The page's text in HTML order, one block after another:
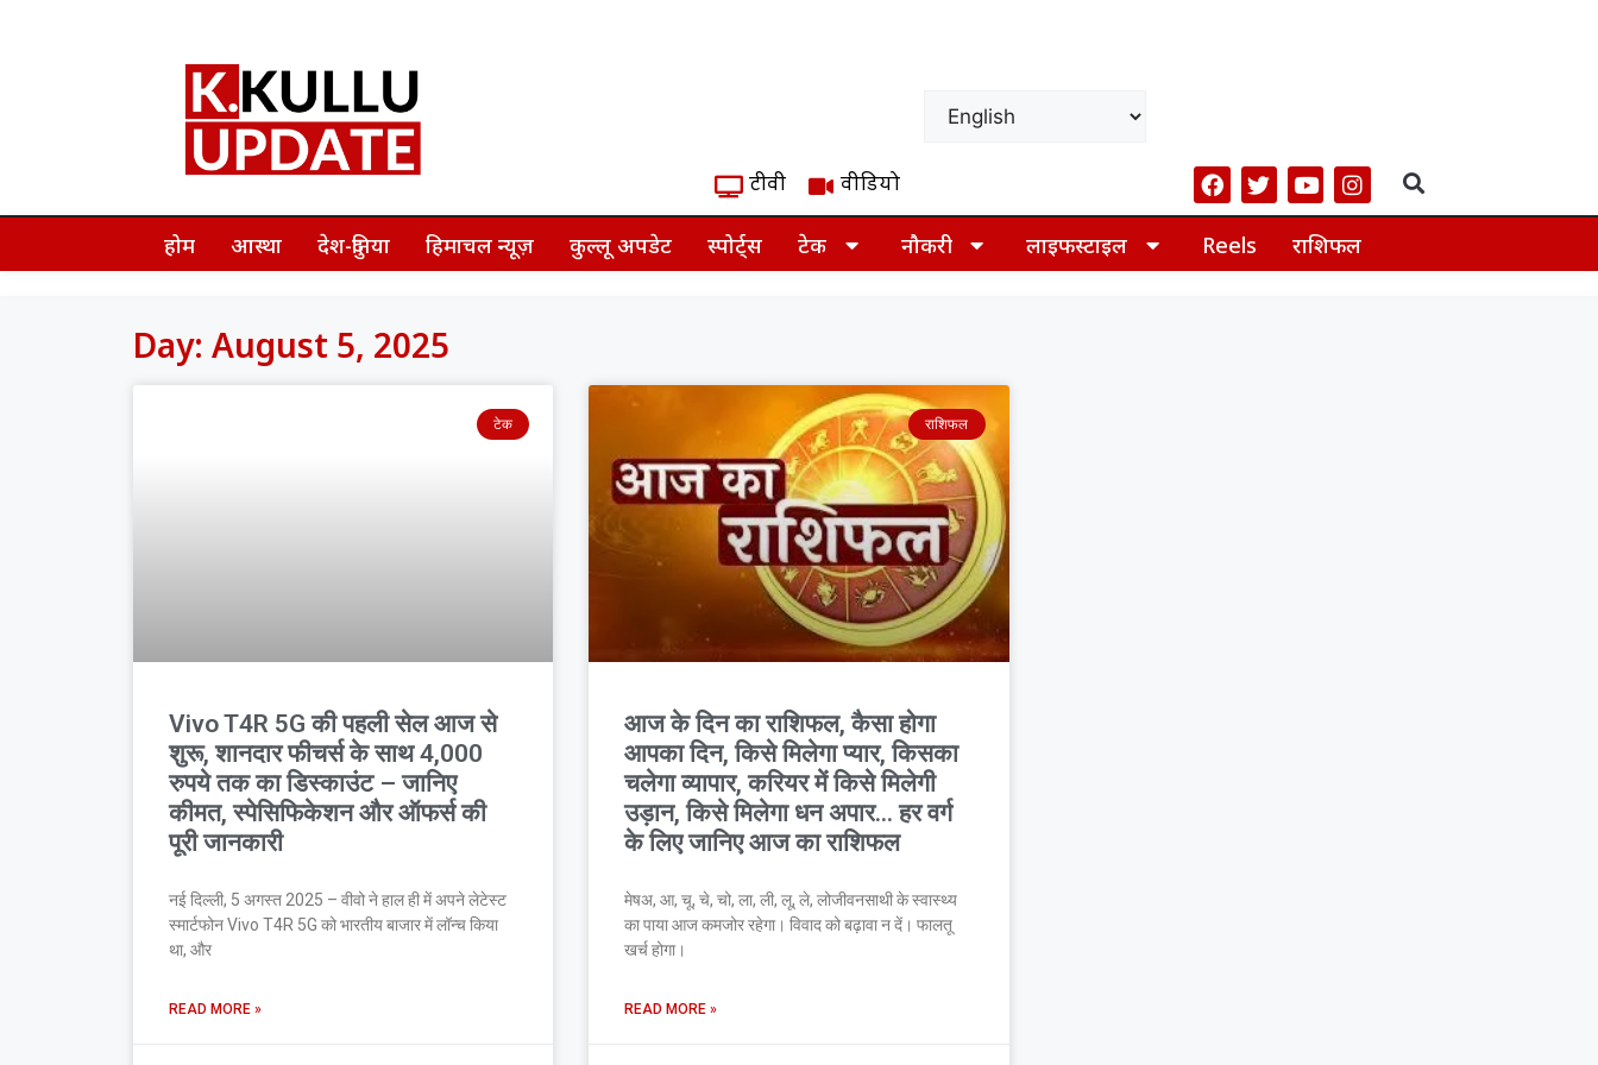
टीवी वीडियो
होम आस्था देश-दुनिया हिमाचल न्यूज़ कुल्लू अपडेट स्पोर्ट्स टेक नौकरी लाइफस्टाइल Reels राशिफल
Day: August 5, 2025
टेक
Vivo T4R 5G की पहली सेल आज से
शुरू, शानदार फीचर्स के साथ 4,000
रुपये तक का डिस्काउंट – जानिए
कीमत, स्पेसिफिकेशन और ऑफर्स की
पूरी जानकारी
नई दिल्ली, 5 अगस्त 2025 – वीवो ने हाल ही में अपने लेटेस्ट
स्मार्टफोन Vivo T4R 5G को भारतीय बाजार में लॉन्च किया
था, और
READ MORE »
राशिफल
आज के दिन का राशिफल, कैसा होगा
आपका दिन, किसे मिलेगा प्यार, किसका
चलेगा व्यापार, करियर में किसे मिलेगी
उड़ान, किसे मिलेगा धन अपार… हर वर्ग
के लिए जानिए आज का राशिफल
मेषअ, आ, चू, चे, चो, ला, ली, लू, ले, लोजीवनसाथी के स्वास्थ्य
का पाया आज कमजोर रहेगा। विवाद को बढ़ावा न दें। फालतू
खर्च होगा।
READ MORE »